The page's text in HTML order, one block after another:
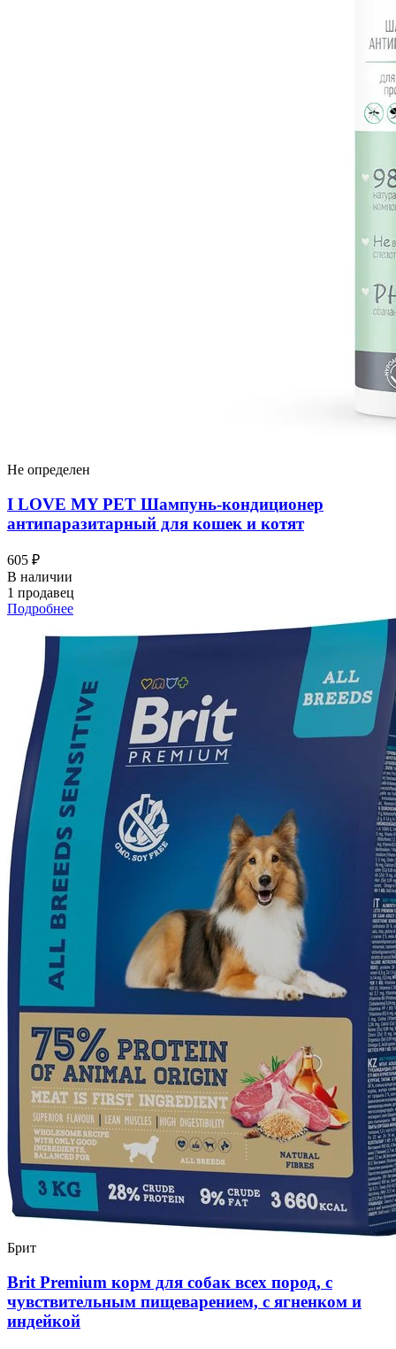
Не определен
I LOVЕ MY PET Шампунь-кондиционер
антипаразитарный для кошек и котят
605 ₽
В наличии
1 продавец
Подробнее
Брит
Brit Premium корм для собак всех пород, с
чувствительным пищеварением, с ягненком и
индейкой